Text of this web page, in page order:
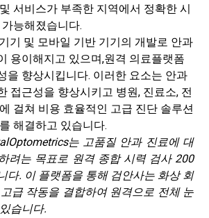
서비스가 부족한 지역에서 정확한 시
능해졌습니다.
기 및 모바일 기반 기기의 개발로 안과
용이해지고 있으며,원격 의료플랫폼
을 향상시킵니다. 이러한 요소는 안과
접근성을 향상시키고 병원, 진료소, 전
걸쳐 비용 효율적인 고급 진단 솔루션
해결하고 있습니다.
는 고품질 안과 진료에 대
려는 목표로 원격 종합 시력 검사 200
다. 이 플랫폼을 통해 검안사는 화상 회
급 작동을 결합하여 원격으로 전체 눈
습니다.